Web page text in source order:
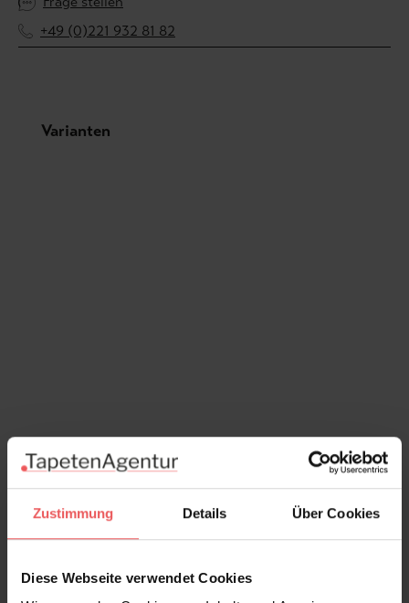
Zustimmung Details Über Cookies
Diese Webseite verwendet Cookies
+49 (0)221 932 81 82
Produktgalerie überspringen
Varianten
Alba, emerald
145,00 €